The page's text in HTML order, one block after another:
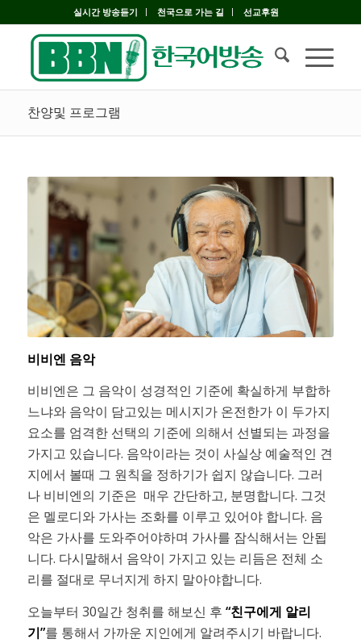
실시간 방송듣기 천국으로 가는 길 선교후원
찬양및 프로그램
비비엔 음악
비비엔은 그 음악이 성경적인 기준에 확실하게 부합하
느냐와 음악이 담고있는 메시지가 온전한가 이 두가지
요소를 엄격한 선택의 기준에 의해서 선별되는 과정을
가지고 있습니다. 음악이라는 것이 사실상 예술적인 견
지에서 볼때 그 원칙을 정하기가 쉽지 않습니다. 그러
나 비비엔의 기준은 매우 간단하고, 분명합니다. 그것
은 멜로디와 가사는 조화를 이루고 있어야 합니다. 음
악은 가사를 도와주어야하며 가사를 잠식해서는 안됩
니다. 다시말해서 음악이 가지고 있는 리듬은 전체 소
리를 절대로 무너지게 하지 말아야합니다.
오늘부터 30일간 청취를 해보신 후 “친구에게 알리
기”를 통해서 가까운 지인에게 알려주시기 바랍니다.